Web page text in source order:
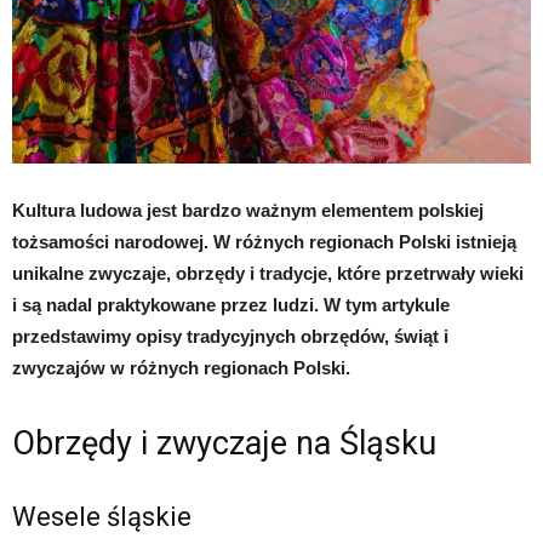
Kultura ludowa jest bardzo ważnym elementem polskiej
tożsamości narodowej. W różnych regionach Polski istnieją
unikalne zwyczaje, obrzędy i tradycje, które przetrwały wieki
i są nadal praktykowane przez ludzi. W tym artykule
przedstawimy opisy tradycyjnych obrzędów, świąt i
zwyczajów w różnych regionach Polski.
Obrzędy i zwyczaje na Śląsku
Wesele śląskie